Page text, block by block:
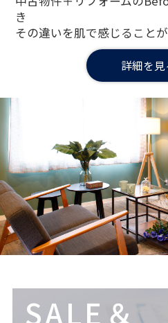
き
その違いを肌で感じること
詳細を見
SALE＆